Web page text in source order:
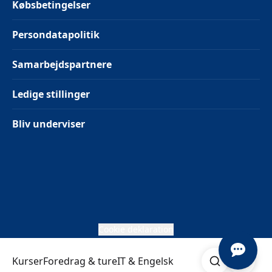
KurserForedrag & tureIT & Engelsk Søg Åben
Købsbetingelser
Persondatapolitik
Samarbejdspartnere
Ledige stillinger
Bliv underviser